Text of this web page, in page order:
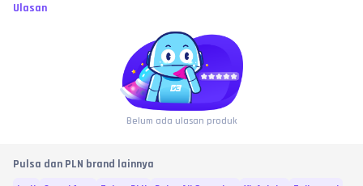
Ulasan
Belum ada ulasan produk
Pulsa dan PLN brand lainnya